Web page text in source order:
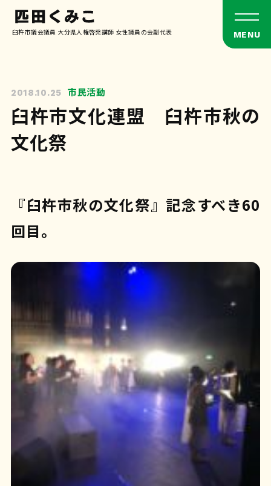
臼杵市議会議員 大分県人権啓発講師 女性議員の会副代表
2018.10.25 市民活動
臼杵市文化連盟 臼杵市秋の
文化祭
『臼杵市秋の文化祭』記念すべき60
回目。